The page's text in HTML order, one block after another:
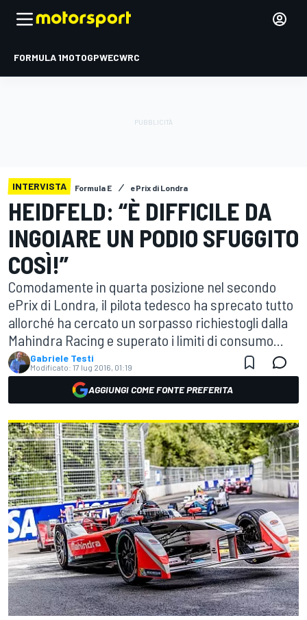
FORMULA 1MOTOGPWECWRC
INTERVISTA Formula E ePrix di Londra
HEIDFELD: “È DIFFICILE DA
INGOIARE UN PODIO SFUGGITO
COSÌ!”
Comodamente in quarta posizione nel secondo
ePrix di Londra, il pilota tedesco ha sprecato tutto
allorché ha cercato un sorpasso richiestogli dalla
Mahindra Racing e superato i limiti di consumo...
Gabriele Testi
Modificato: 17 lug 2016, 01:19
AGGIUNGI COME FONTE PREFERITA